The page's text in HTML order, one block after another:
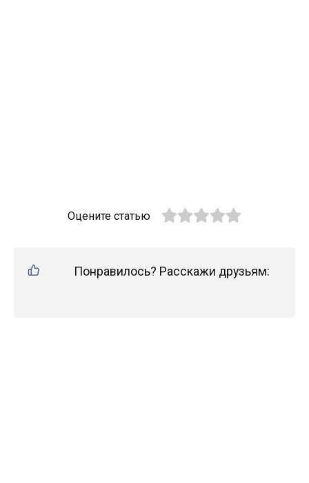
Оцените статью
Понравилось? Расскажи друзьям: